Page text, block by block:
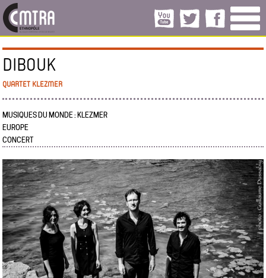
DIBOUK
QUARTET KLEZMER
MUSIQUES DU MONDE : KLEZMER
EUROPE
CONCERT